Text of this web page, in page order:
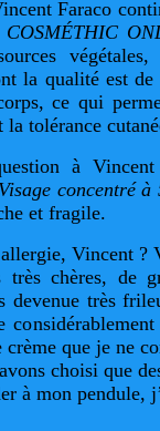
Faraco
COSMÉTHIC
la qualité est
ce qui
tolérance
à Vincent
concentré à
et fragile.
Vincent ?
chères, de
devenue très
que je ne
choisi que
à mon pendule,